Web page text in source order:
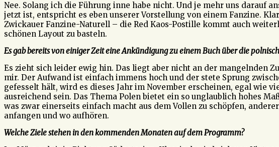
Nee. Solang ich die Führung inne habe nicht. Und je mehr uns darauf
jetzt ist, entspricht es eben unserer Vorstellung von einem Fanzine.
Zwickauer Fanzine-Naturell – die Red Kaos-Postille kommt auch
schönen Layout zu basteln.
Es gab bereits von einiger Zeit eine Ankündigung zu einem Buch über die
Es zieht sich leider ewig hin. Das liegt aber nicht an der mangelnden
mir. Der Aufwand ist einfach immens hoch und der stete Sprung
gefesselt hält, wird es dieses Jahr im November erscheinen, egal wie
ausreichend sein. Das Thema Polen bietet ein so unglaublich hohes
was zwar einerseits einfach macht aus dem Vollen zu schöpfen,
anfangen und wo aufhören.
Welche Ziele stehen in den kommenden Monaten auf dem Programm?